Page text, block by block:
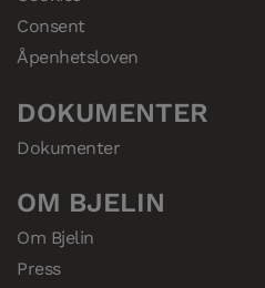
Consent
Åpenhetsloven
DOKUMENTER
Dokumenter
OM BJELIN
Om Bjelin
Press